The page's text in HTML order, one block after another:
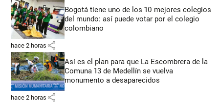
Bogotá tiene uno de los 10 mejores colegios
del mundo: así puede votar por el colegio
colombiano
hace 2 horas share
Así es el plan para que La Escombrera de la
Comuna 13 de Medellín se vuelva
monumento a desaparecidos
hace 2 horas share